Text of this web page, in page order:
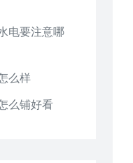
电要注意哪
么样
么铺好看